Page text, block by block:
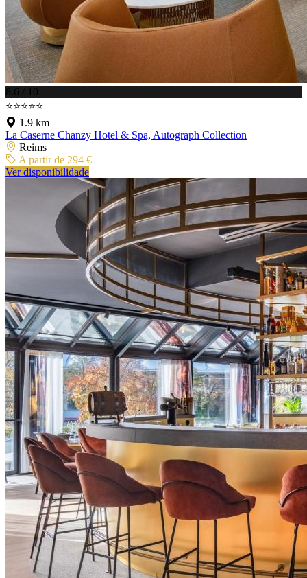
8.6 / 10
⭐⭐⭐⭐⭐
1.9 km
La Caserne Chanzy Hotel & Spa, Autograph Collection
Reims
A partir de 294 €
Ver disponibilidade